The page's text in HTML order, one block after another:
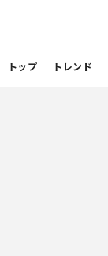
トップ トレンド